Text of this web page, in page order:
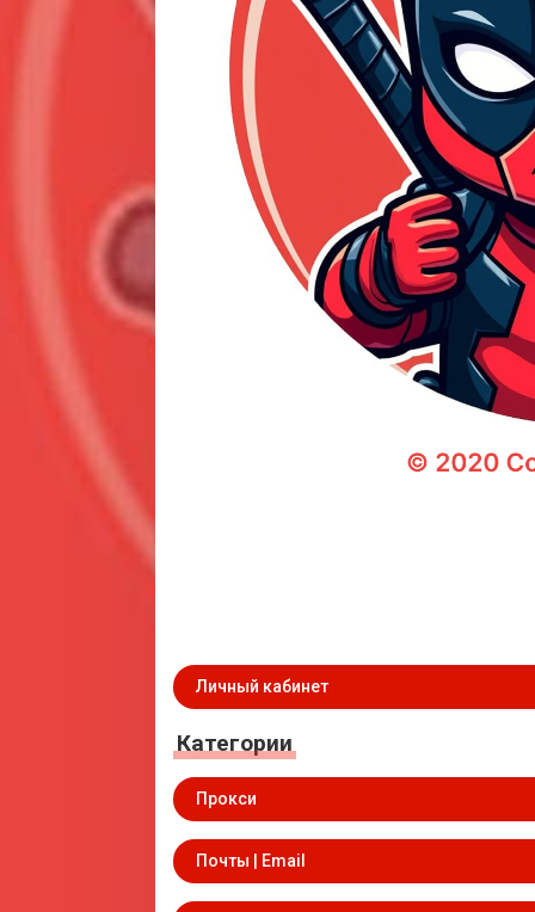
Личный кабинет
Категории
Прокси
Почты | Email